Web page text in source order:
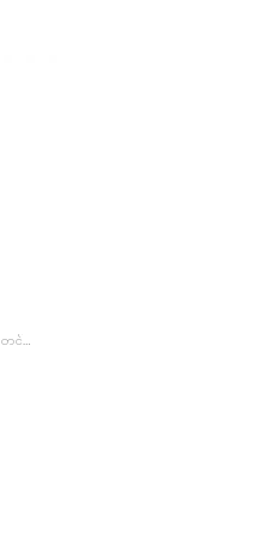
မျက်နှာသစ်ဆပ်ပြာများ နှင့် မျက်နှာပေါင်းတင်ကပ်ခွာများ